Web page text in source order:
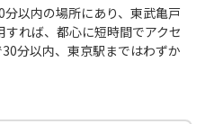
以内の場所にあり、東武亀戸
れば、都心に短時間でアクセ
分以内、東京駅まではわずか